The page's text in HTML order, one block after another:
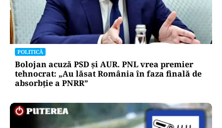
POLITICĂ
Bolojan acuză PSD și AUR. PNL vrea premier
tehnocrat: „Au lăsat România în faza finală de
absorbţie a PNRR”